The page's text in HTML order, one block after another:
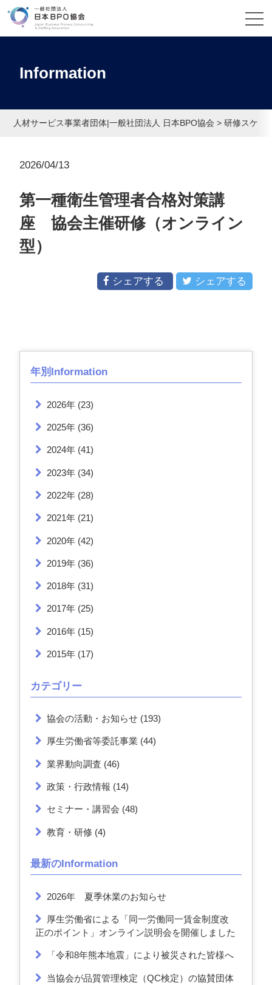
Information
人材サービス事業者団体|一般社団法人 日本BPO協会 >研修スケジ
2026/04/13
第一種衛生管理者合格対策講
座 協会主催研修（オンライン
型）
シェアする シェアする
年別Information
2026年(23)
2025年(36)
2024年(41)
2023年(34)
2022年(28)
2021年(21)
2020年(42)
2019年(36)
2018年(31)
2017年(25)
2016年(15)
2015年(17)
カテゴリー
協会の活動・お知らせ(193)
厚生労働省等委託事業 (44)
業界動向調査 (46)
政策・行政情報 (14)
セミナー・講習会 (48)
教育・研修 (4)
最新のInformation
2026年 夏季休業のお知らせ
厚生労働省による「同一労働同一賃金制度改
正のポイント」オンライン説明会を開催しました
「令和8年熊本地震」により被災された皆様へ
当協会が品質管理検定（QC検定）の協賛団体